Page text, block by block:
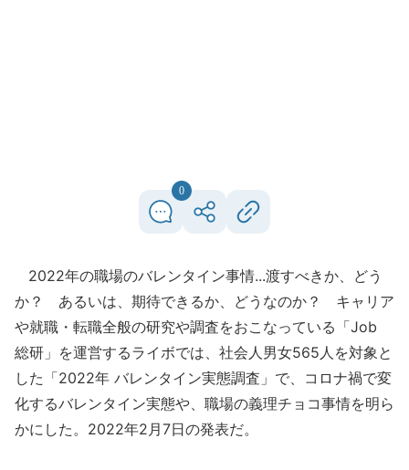
0
2022年の職場のバレンタイン事情...渡すべきか、どう
か？ あるいは、期待できるか、どうなのか？ キャリア
や就職・転職全般の研究や調査をおこなっている「Job
総研」を運営するライボでは、社会人男女565人を対象と
した「2022年 バレンタイン実態調査」で、コロナ禍で変
化するバレンタイン実態や、職場の義理チョコ事情を明ら
かにした。2022年2月7日の発表だ。